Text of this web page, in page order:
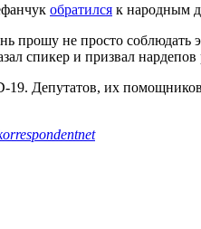
обратился к народным
прошу не просто
спикер и призвал
19. Депутатов, их